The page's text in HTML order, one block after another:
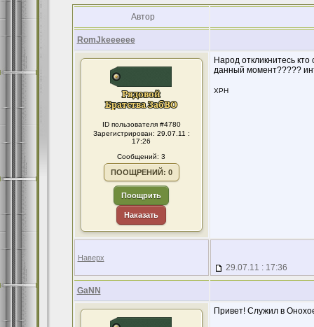
Автор
RomJkeeeeee
ID пользователя #4780
Зарегистрирован: 29.07.11 :
17:26
Сообщений: 3
ПООЩРЕНИЙ: 0
Поощрить
Наказать
Народ откликнитесь
данный момент?????
ХРН
Наверх
29.07.11 : 17:36
GaNN
Привет! Служил в